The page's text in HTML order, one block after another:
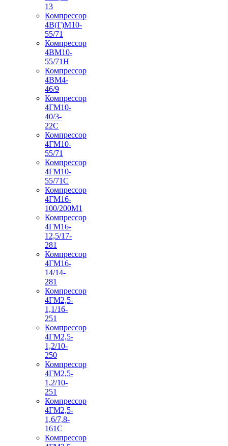
13
Компрессор
4В(Г)М10-
55/71
Компрессор
4ВМ10-
55/71Н
Компрессор
4ВМ4-
46/9
Компрессор
4ГМ10-
40/3-
22С
Компрессор
4ГМ10-
55/71
Компрессор
4ГМ10-
55/71С
Компрессор
4ГМ16-
100/200М1
Компрессор
4ГМ16-
12,5/17-
281
Компрессор
4ГМ16-
14/14-
281
Компрессор
4ГМ2,5-
1,1/16-
251
Компрессор
4ГМ2,5-
1,2/10-
250
Компрессор
4ГМ2,5-
1,2/10-
251
Компрессор
4ГМ2,5-
1,6/7,8-
161С
Компрессор